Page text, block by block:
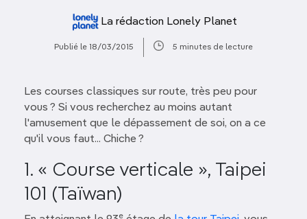
La rédaction Lonely Planet
Publié le 18/03/2015 5 minutes de lecture
Les courses classiques sur route, très peu pour
vous ? Si vous recherchez au moins autant
l'amusement que le dépassement de soi, on a ce
qu'il vous faut... Chiche ?
1. « Course verticale », Taipei
101 (Taïwan)
e